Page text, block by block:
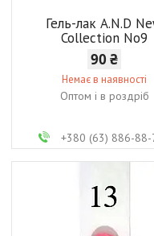
Гель-лак A.N.D
Collection No9
90 ₴
Немає в наявності
Оптом і в роздріб
+380 (63) 886-88-